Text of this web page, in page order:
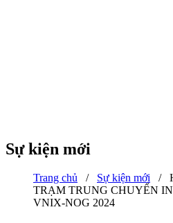
Sự kiện mới
Trang chủ / Sự kiện mới /
TRẠM TRUNG CHUYỂN
VNIX-NOG 2024